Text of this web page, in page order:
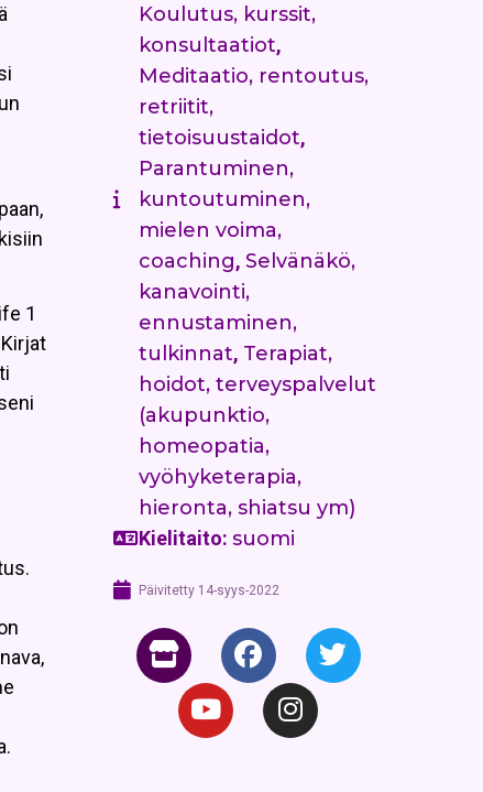
1
Koulutus, kurssit,
konsultaatiot,
Meditaatio, rentoutus,
retriitit,
tietoisuustaidot,
Parantuminen,
kuntoutuminen,
mielen voima,
coaching, Selvänäkö,
kanavointi,
ennustaminen,
tulkinnat, Terapiat,
hoidot, terveyspalvelut
(akupunktio,
homeopatia,
vyöhyketerapia,
hieronta, shiatsu ym)
Kielitaito: suomi
Päivitetty 14-syys-2022